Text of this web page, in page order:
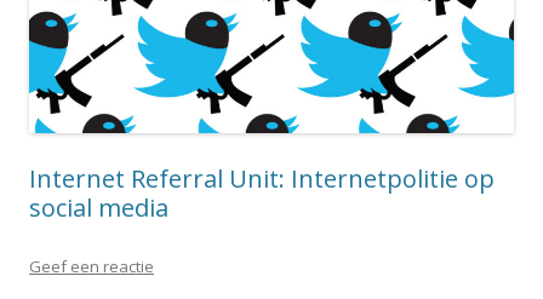
Internet Referral Unit: Internetpolitie op
social media
Geef een reactie